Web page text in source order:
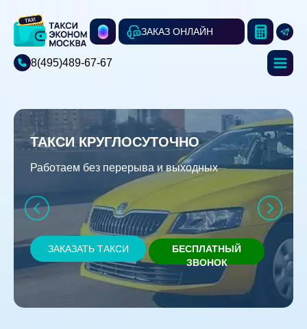
ЗАКАЗ ОНЛАЙН
8(495)489-67-67
ТАКСИ КРУГЛОСУТОЧНО
Работаем без перерыва и выходных
ЗАКАЗАТЬ ТАКСИ
БЕСПЛАТНЫЙ
ЗВОНОК